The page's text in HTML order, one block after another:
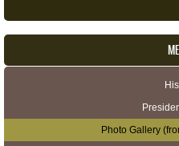
Photo Gallery